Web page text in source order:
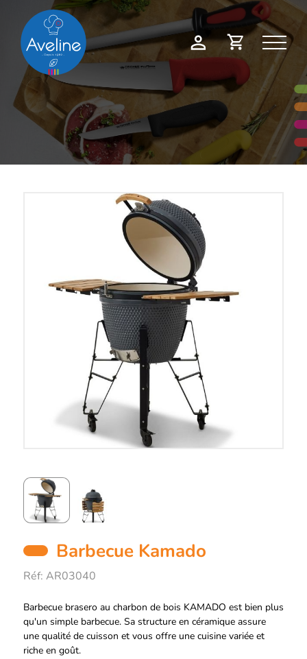
Mon
compte
Demande
devis
Barbecue Kamado
Réf: AR03040
Description
Barbecue brasero au charbon de bois KAMADO est bien plus
qu'un simple barbecue. Sa structure en céramique assure
une qualité de cuisson et vous offre une cuisine variée et
riche en goût.
Panneau de gestion des cookies